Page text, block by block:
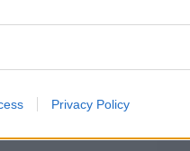
Privacy Policy
nap
versenypályán.